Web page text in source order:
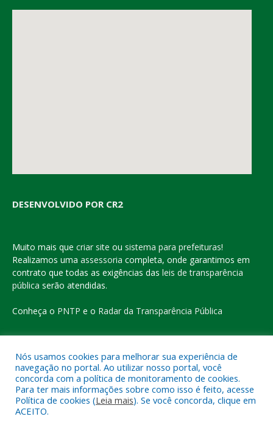
DESENVOLVIDO POR CR2
Muito mais que criar site ou sistema para prefeituras!
Realizamos uma assessoria completa, onde garantimos em
contrato que todas as exigências das leis de transparência
pública serão atendidas.
Conheça o PNTP e o Radar da Transparência Pública
Todos os direitos reservados a Prefeitura Municipal de Eldorado
do Carajás
Mapa do Site
Nós usamos cookies para melhorar sua experiência de
navegação no portal. Ao utilizar nosso portal, você
concorda com a política de monitoramento de cookies.
Para ter mais informações sobre como isso é feito, acesse
Política de cookies (Leia mais). Se você concorda, clique em
ACEITO.